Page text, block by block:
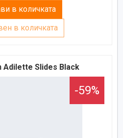
в количката
в количката
Adilette Slides Black
-59%